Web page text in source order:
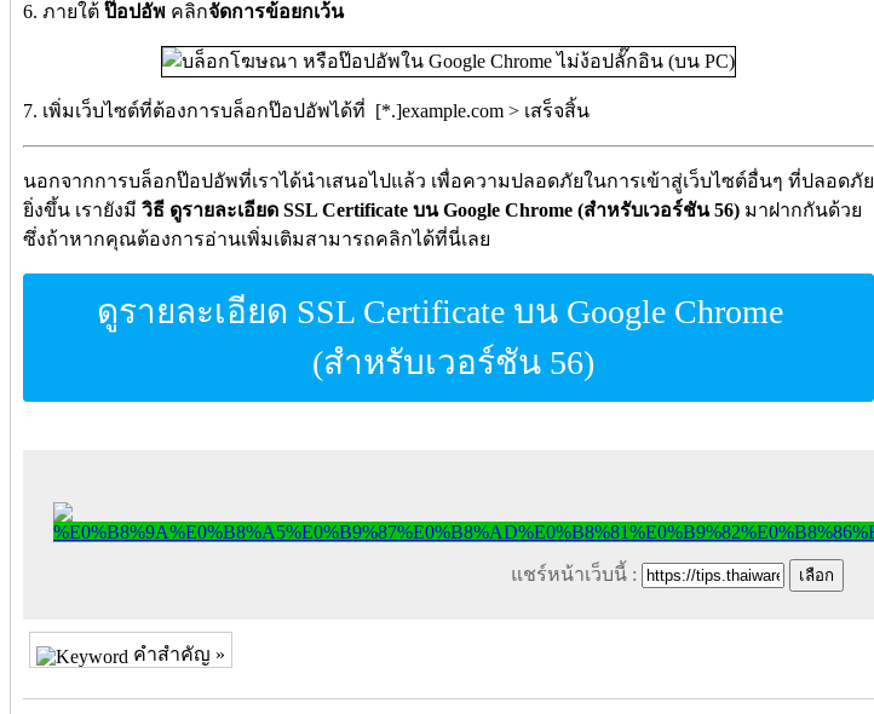
6. ภายใต้ ป๊อปอัพ คลิกจัดการข้อยกเว้น
7. เพิ่มเว็บไซต์ที่ต้องการบล็อกป๊อปอัพได้ที่ [*.]example.com > เสร็จสิ้น
นอกจากการบล็อกป๊อปอัพที่เราได้นำเสนอไปแล้ว เพื่อความปลอดภัยในการเข้าสู่เว็บไซต์อื่นๆ ที่ปลอดภัย
ยิ่งขึ้น เรายังมี วิธี ดูรายละเอียด SSL Certificate บน Google Chrome (สำหรับเวอร์ชัน 56) มาฝากกันด้วย
ซึ่งถ้าหากคุณต้องการอ่านเพิ่มเติมสามารถคลิกได้ที่นี่เลย
ดูรายละเอียด SSL Certificate บน Google Chrome
(สำหรับเวอร์ชัน 56)
แชร์หน้าเว็บนี้ :
คำสำคัญ »